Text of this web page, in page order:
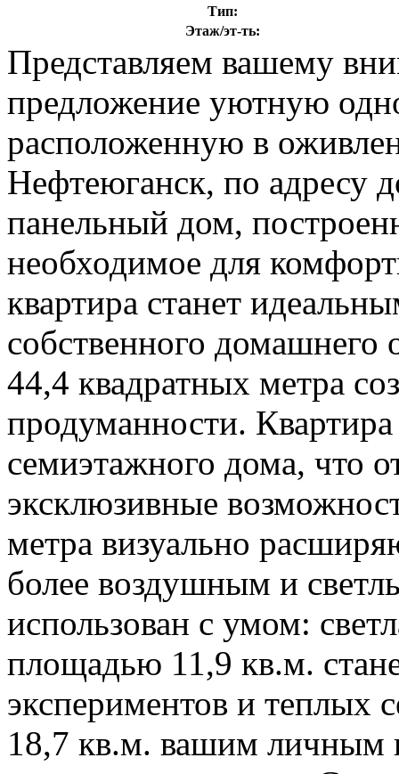
Тип:
Этаж/эт-ть:
Представляем вашему
предложение уютную
расположенную в
Нефтеюганск, по адресу
панельный дом,
необходимое для
квартира станет
собственного домашнего
44,4 квадратных метра
продуманности.
семиэтажного дома, что
эксклюзивные
метра визуально
более воздушным и
использован с умом:
площадью 11,9 кв.м.
экспериментов и теплых
18,7 кв.м. вашим личным